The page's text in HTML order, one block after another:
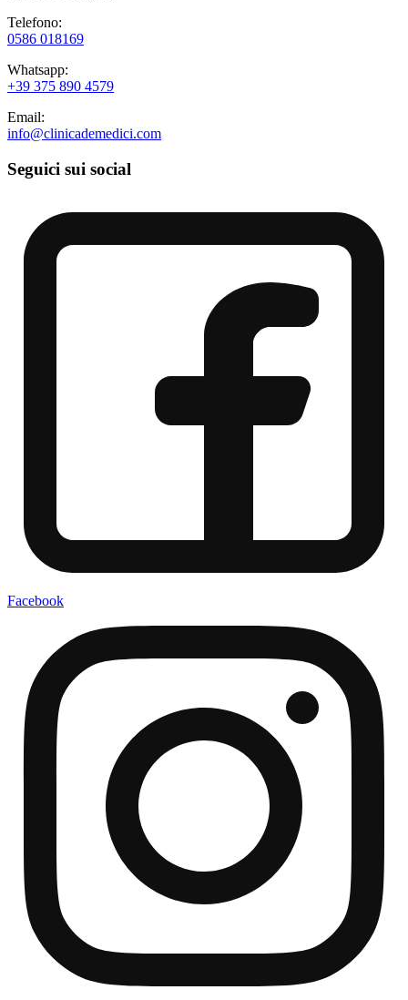
Telefono:
0586 018169
Whatsapp:
+39 375 890 4579
Email:
info@clinicademedici.com
Seguici sui social
Facebook